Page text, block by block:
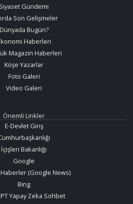
Siyaset Gündemi
Son Gelişmeler
Dünyada Bugün?
Haberleri
Magazin Haberleri
Köşe Yazarlar
Foto Galeri
Video Galeri
Önemli Linkler
E-Devlet Giriş
İçişleri Bakanlığı
Google
(Google News)
Bing
Yapay Zeka Sohbet